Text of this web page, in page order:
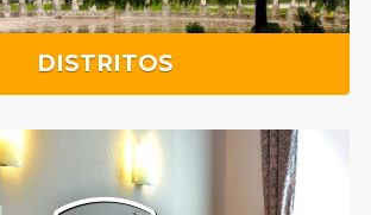
DISTRITOS